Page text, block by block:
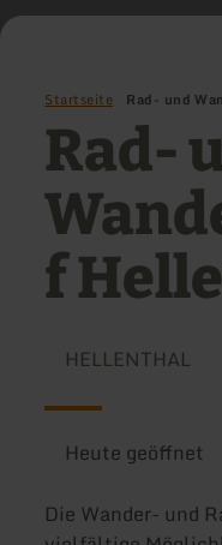
Startseite Rad- und
Rad-
f
HELLENTHAL
Heute geöffnet
Die Wander- und